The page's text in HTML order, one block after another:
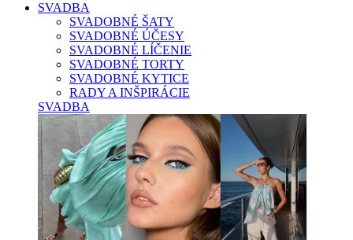
SVADBA
SVADOBNÉ ŠATY
SVADOBNÉ ÚČESY
SVADOBNÉ LÍČENIE
SVADOBNÉ TORTY
SVADOBNÉ KYTICE
RADY A INŠPIRÁCIE
SVADBA